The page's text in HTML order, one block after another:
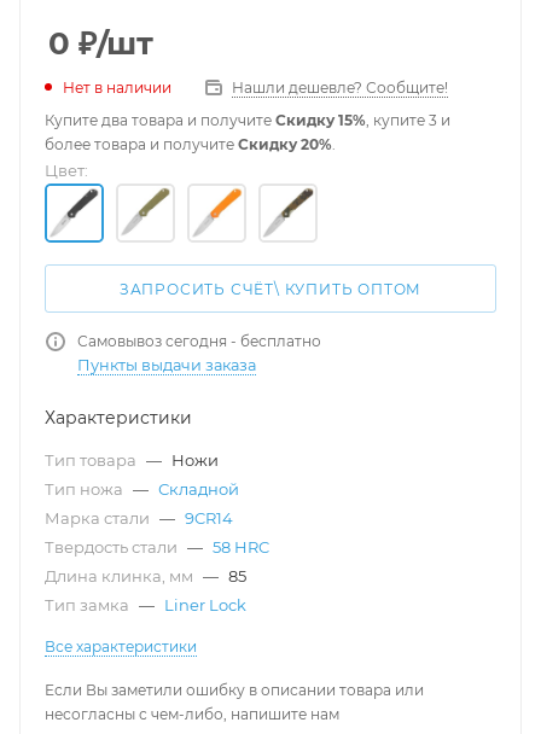
0 ₽/шт
Нет в наличии
Нашли дешевле? Сообщите!
Купите два товара и получите Скидку 15%, купите 3 и
более товара и получите Скидку 20%.
Цвет:
ЗАПРОСИТЬ СЧЁТ\ КУПИТЬ ОПТОМ
Самовывоз сегодня - бесплатно
Пункты выдачи заказа
Характеристики
Тип товара — Ножи
Тип ножа — Складной
Марка стали — 9CR14
Твердость стали — 58 HRC
Длина клинка, мм — 85
Тип замка — Liner Lock
Все характеристики
Если Вы заметили ошибку в описании товара или
несогласны с чем-либо, напишите нам